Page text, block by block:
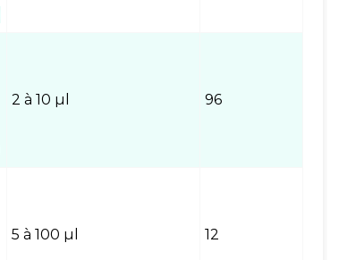
2 à 10 µl 96
5 à 100 µl 12